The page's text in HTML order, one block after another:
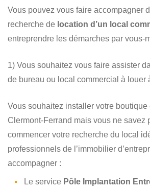
Vous pouvez vous faire accompagner
recherche de location d’un local
entreprendre les démarches par vous-
1) Vous souhaitez vous faire assister
de bureau ou local commercial à louer
Vous souhaitez installer votre boutique
Clermont-Ferrand mais vous ne savez
commencer votre recherche du local
professionnels de l’immobilier
accompagner :
Le service Pôle Implantation